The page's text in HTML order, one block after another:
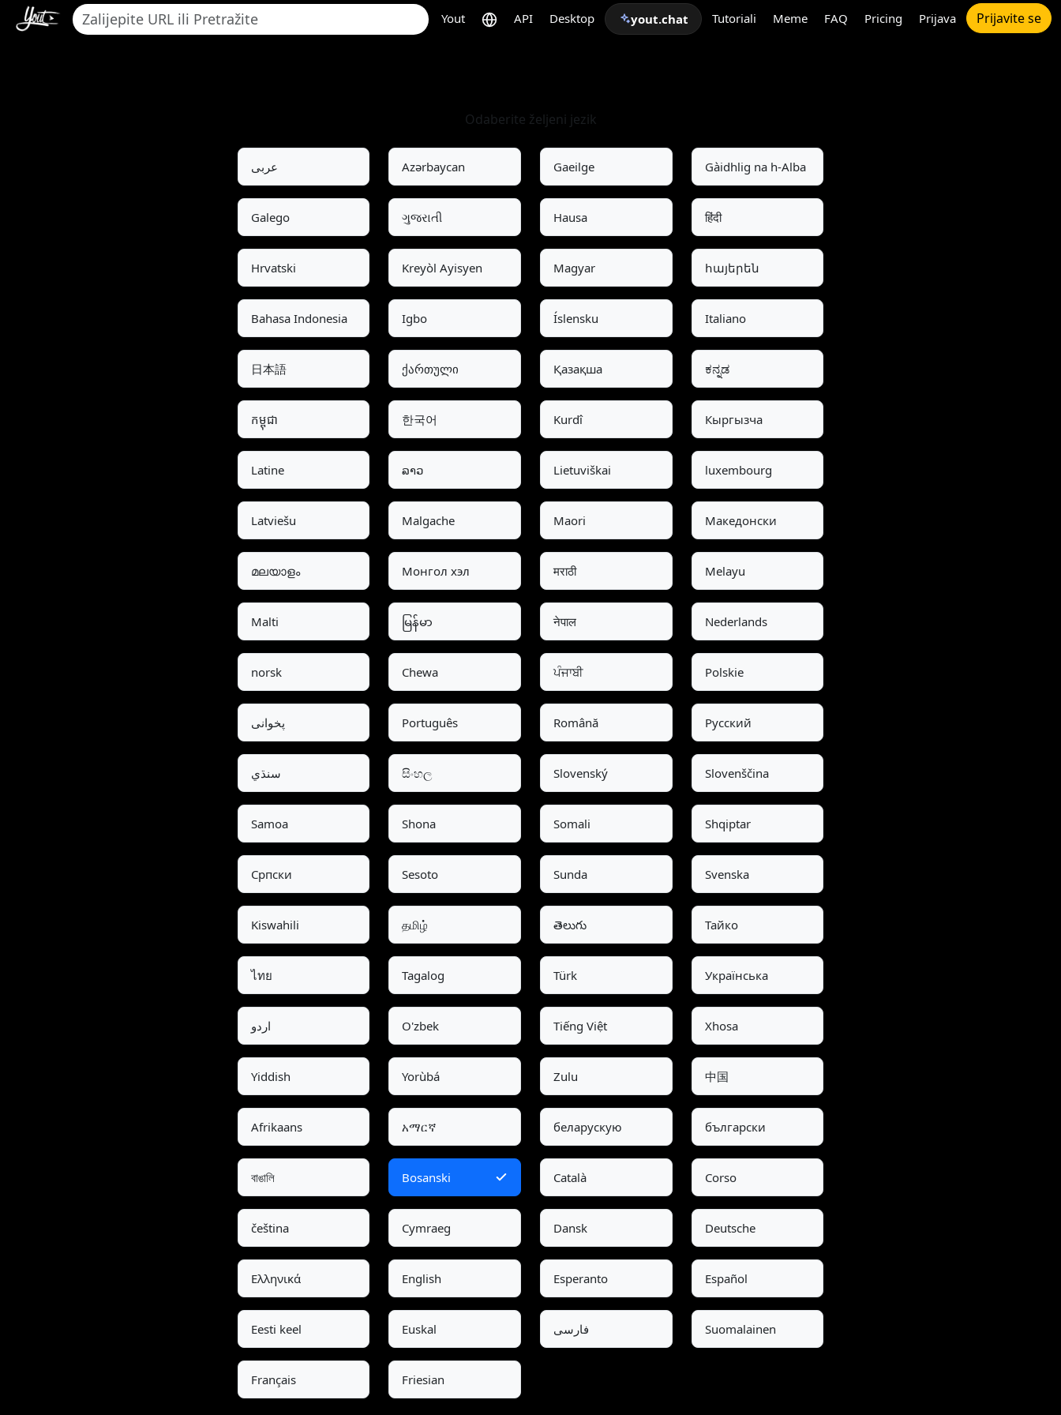
Yout API Desktop yout.chat Tutoriali Meme FAQ Pricing Prijava Prijavite se
Odaberite željeni jezik
عربى Azərbaycan Gaeilge Gàidhlig na h-Alba
Galego ગુજરાતી Hausa हिंदी
Hrvatski Kreyòl Ayisyen Magyar հայերեն
Bahasa Indonesia Igbo Íslensku Italiano
日本語 ქართული Қазақша ಕನ್ನಡ
កម្ពុជា 한국어 Kurdî Кыргызча
Latine ລາວ Lietuviškai luxembourg
Latviešu Malgache Maori Македонски
മലയാളം Монгол хэл मराठी Melayu
Malti မြန်မာ नेपाल Nederlands
norsk Chewa ਪੰਜਾਬੀ Polskie
پخوانی Português Română Pусский
سنڌي සිංහල Slovenský Slovenščina
Samoa Shona Somali Shqiptar
Српски Sesoto Sunda Svenska
Kiswahili தமிழ் తెలుగు Тайко
ไทย Tagalog Türk Українська
اردو O'zbek Tiếng Việt Xhosa
Yiddish Yorùbá Zulu 中国
Afrikaans አማርኛ беларускую български
বাঙালি Bosanski Català Corso
čeština Cymraeg Dansk Deutsche
Ελληνικά English Esperanto Español
Eesti keel Euskal فارسی Suomalainen
Français Friesian